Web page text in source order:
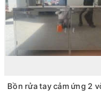
Bồn rửa tay cảm ứng 2